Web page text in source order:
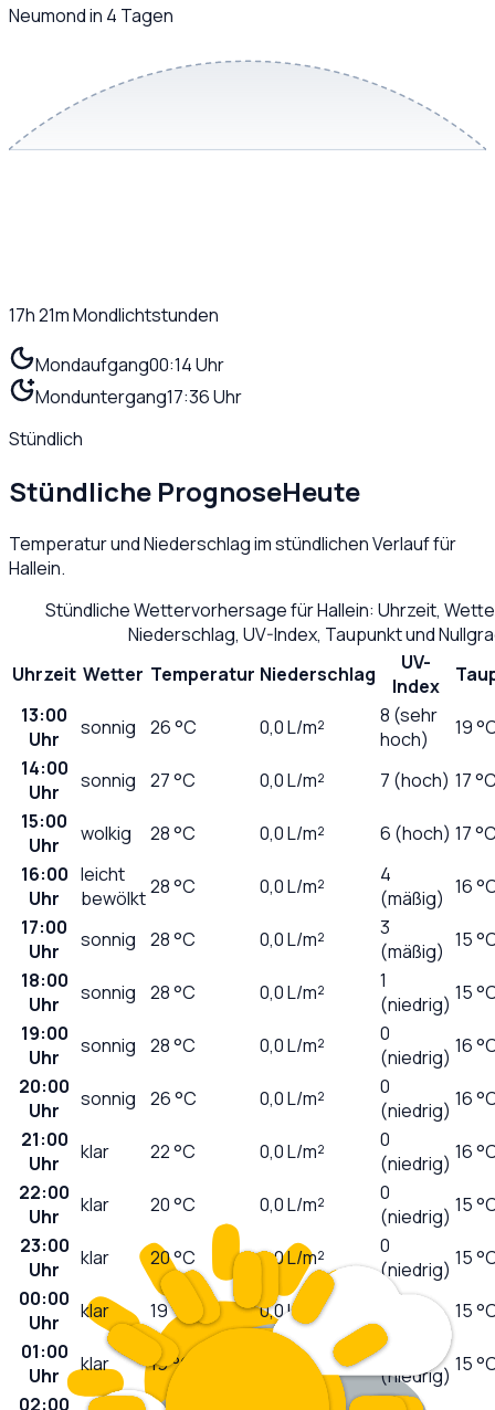
Neumond in 4 Tagen
17h 21mMondlichtstunden
Mondaufgang00:14 Uhr
Monduntergang17:36 Uhr
Stündlich
Stündliche PrognoseHeute
Temperatur und Niederschlag im stündlichen Verlauf für
Hallein.
Stündliche Wettervorhersage fürHallein: Uhrzeit,
Niederschlag, UV-Index, Taupunkt und
Uhrzeit Wetter Temperatur Niederschlag
UV-
Index
13:00
Uhr
sonnig 26°C 0,0L/m²
8 (sehr
hoch)
19
14:00
Uhr
sonnig 27°C 0,0L/m² 7 (hoch) 17
15:00
Uhr
wolkig 28°C 0,0L/m² 6 (hoch) 17
16:00
Uhr
leicht
bewölkt28°C 0,0L/m²
4
(mäßig) 16
17:00
Uhr
sonnig 28°C 0,0L/m²
3
(mäßig) 15
18:00
Uhr
sonnig 28°C 0,0L/m²
1
(niedrig) 15
19:00
Uhr
sonnig 28°C 0,0L/m²
0
(niedrig) 16
20:00
Uhr
sonnig 26°C 0,0L/m²
0
(niedrig) 16
21:00
Uhr
klar 22°C 0,0L/m²
0
(niedrig) 16
22:00
Uhr
klar 20°C 0,0L/m²
0
(niedrig) 15
23:00
Uhr
klar 20°C 0,0L/m²
0
(niedrig) 15
00:00
Uhr
klar 19°C 0,0L/m²
(niedrig)15
01:00
Uhr
klar 19°C L/m²
0
(niedrig) 15
02:00